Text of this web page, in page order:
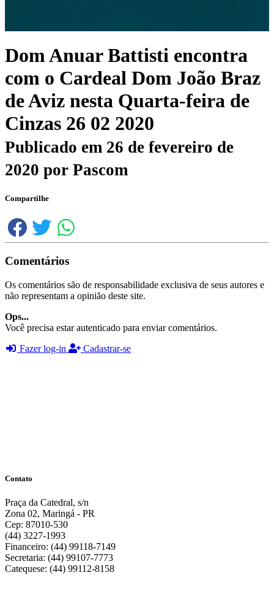
Dom Anuar Battisti encontra
com o Cardeal Dom João Braz
de Aviz nesta Quarta-feira de
Cinzas 26 02 2020
Publicado em 26 de fevereiro de
2020 por Pascom
Compartilhe
Comentários
Os comentários são de responsabilidade exclusiva de seus autores e
não representam a opinião deste site.
Ops...
Você precisa estar autenticado para enviar comentários.
Fazer log-in
Cadastrar-se
Contato
Praça da Catedral, s/n
Zona 02, Maringá - PR
Cep: 87010-530
(44) 3227-1993
Financeiro: (44) 99118-7149
Secretaria: (44) 99107-7773
Catequese: (44) 99112-8158